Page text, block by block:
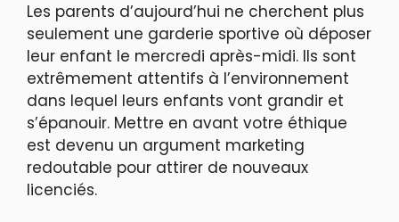
Les parents d’aujourd’hui ne cherchent plus
seulement une garderie sportive où déposer
leur enfant le mercredi après-midi. Ils sont
extrêmement attentifs à l’environnement
dans lequel leurs enfants vont grandir et
s’épanouir. Mettre en avant votre éthique
est devenu un argument marketing
redoutable pour attirer de nouveaux
licenciés.